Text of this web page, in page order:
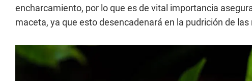
encharcamiento, por lo que es de vital importancia
maceta, ya que esto desencadenará en la pudrición de las